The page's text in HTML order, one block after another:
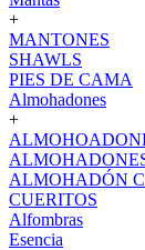
+
MANTONES
SHAWLS
PIES DE CAMA
Almohadones
+
ALMOHADÓN
CUERITOS
Alfombras
Esencia